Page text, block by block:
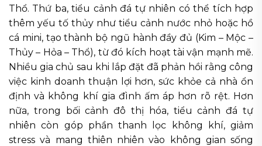
Thổ. Thứ ba, tiểu cảnh đá tự nhiên có thể tích hợp
thêm yếu tố thủy như tiểu cảnh nước nhỏ hoặc hồ
cá mini, tạo thành bộ ngũ hành đầy đủ (Kim – Mộc –
Thủy – Hỏa – Thổ), từ đó kích hoạt tài vận mạnh mẽ.
Nhiều gia chủ sau khi lắp đặt đã phản hồi rằng công
việc kinh doanh thuận lợi hơn, sức khỏe cả nhà ổn
định và không khí gia đình ấm áp hơn rõ rệt. Hơn
nữa, trong bối cảnh đô thị hóa, tiểu cảnh đá tự
nhiên còn góp phần thanh lọc không khí, giảm
stress và mang thiên nhiên vào không gian sống